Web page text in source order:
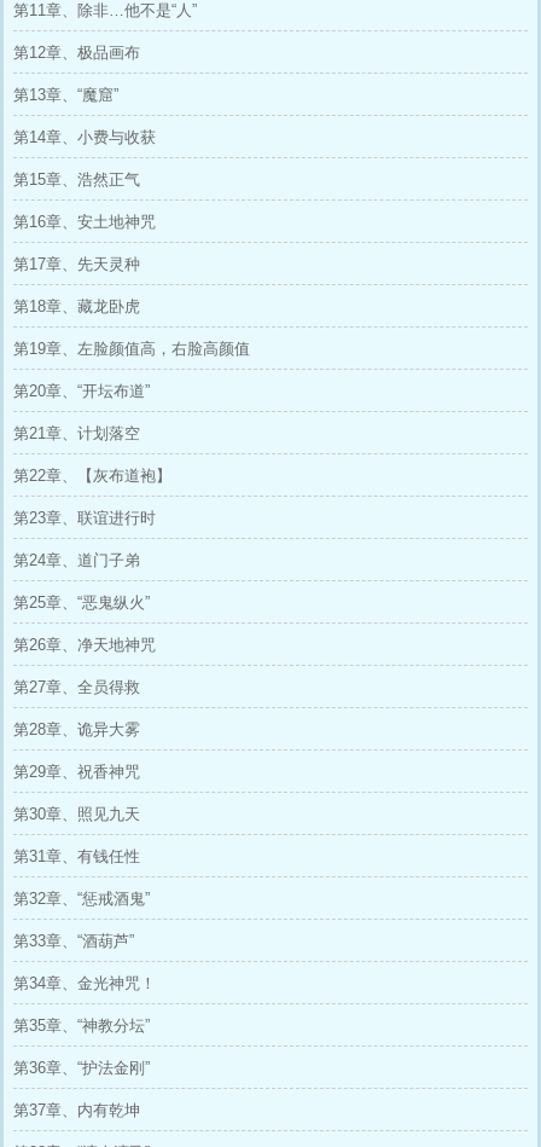
第11章、除非…他不是“人”
第12章、极品画布
第13章、“魔窟”
第14章、小费与收获
第15章、浩然正气
第16章、安土地神咒
第17章、先天灵种
第18章、藏龙卧虎
第19章、左脸颜值高，右脸高颜值
第20章、“开坛布道”
第21章、计划落空
第22章、【灰布道袍】
第23章、联谊进行时
第24章、道门子弟
第25章、“恶鬼纵火”
第26章、净天地神咒
第27章、全员得救
第28章、诡异大雾
第29章、祝香神咒
第30章、照见九天
第31章、有钱任性
第32章、“惩戒酒鬼”
第33章、“酒葫芦”
第34章、金光神咒！
第35章、“神教分坛”
第36章、“护法金刚”
第37章、内有乾坤